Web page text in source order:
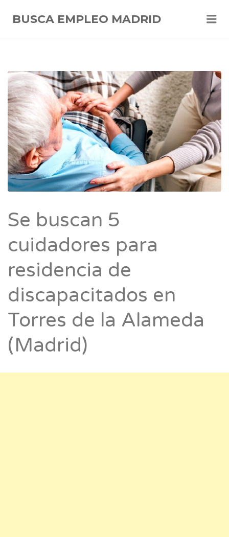
BUSCA EMPLEO MADRID
Se buscan 5
cuidadores para
residencia de
discapacitados en
Torres de la Alameda
(Madrid)